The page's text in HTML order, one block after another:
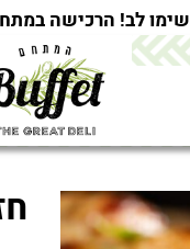
שימו לב! הרכישה